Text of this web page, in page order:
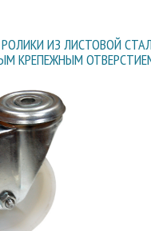
ИЗ ЛИСТОВОЙ
КРЕПЕЖНЫМ